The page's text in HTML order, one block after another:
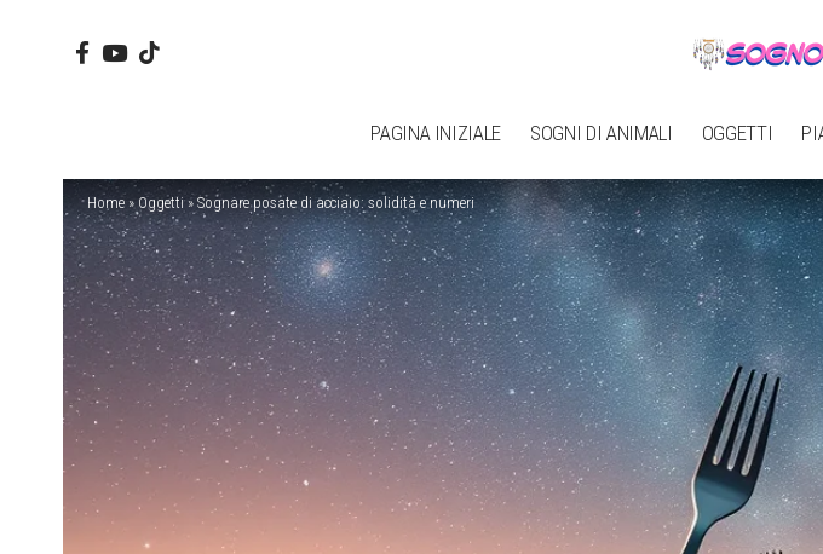
PAGINA INIZIALE SOGNI DI ANIMALI OGGETTI
Home » Oggetti» Sognare posate di acciaio: solidità e numeri